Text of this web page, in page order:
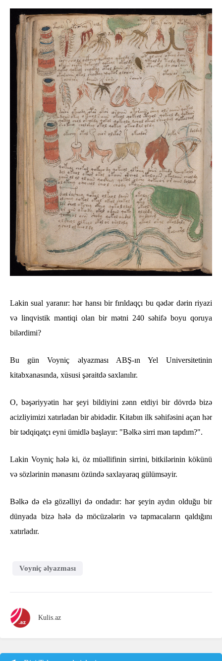
Lakin sual yaranır: hər hansı bir fırıldaqçı bu qədər dərin riyazi
və linqvistik məntiqi olan bir mətni 240 səhifə boyu qoruya
bilərdimi?
Bu gün Voyniç əlyazması ABŞ-ın Yel Universitetinin
kitabxanasında, xüsusi şəraitdə saxlanılır.
O, bəşəriyyətin hər şeyi bildiyini zənn etdiyi bir dövrdə bizə
acizliyimizi xatırladan bir abidədir. Kitabın ilk səhifəsini açan hər
bir tədqiqatçı eyni ümidlə başlayır: "Bəlkə sirri mən tapdım?".
Lakin Voyniç hələ ki, öz müəllifinin sirrini, bitkilərinin kökünü
və sözlərinin mənasını özündə saxlayaraq gülümsəyir.
Bəlkə də elə gözəlliyi də ondadır: hər şeyin aydın olduğu bir
dünyada bizə hələ də möcüzələrin və tapmacaların qaldığını
xatırladır.
Voyniç əlyazması
Kulis.az